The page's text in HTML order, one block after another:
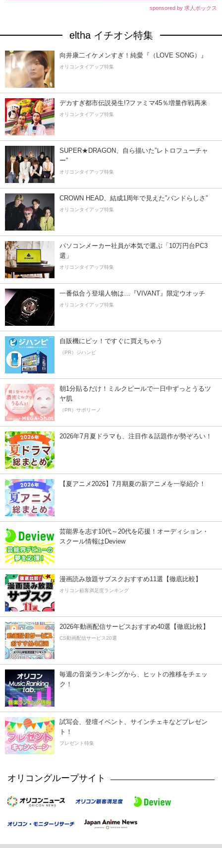
sponsored by 求人ボックス
eltha イチオシ特集
向井康二イケメンすぎ！純愛『（LOVE SONG）』
オリコンタイアップ特集
デカすぎ都市伝説発生!?ファミマ45％増量作戦再来
オリコンタイアップ特集
SUPER★DRAGON、自ら描いた”レトロフューチャ
ー”
オリコンタイアップ特集
CROWN HEAD、結成1周年で見えた”バンドらしさ”
オリコンタイアップ特集
パソコンメーカー社員が本気で選ぶ「10万円台PC3
選」
オリコンタイアップ特集
一番似合う登場人物は…『VIVANT』限定ウオッチ
オリコンタイアップ特集
自販機にピッ！ですぐに買えちゃう
（PR）ジハンピ
朝1分貼るだけ！ミルクピールで一日中ずっとうるツ
ヤ肌
（PR）サボリーノ
2026年7月夏ドラマも、注目作＆話題作が勢ぞろい！
【夏アニメ2026】7月期夏の新アニメを一挙紹介！
芸能界を志す10代～20代を応援！オーディション・
スクール情報はDeview
漫画読み放題サブスクおすすめ11選【徹底比較】
オリコン顧客満足度ランキング
2026年動画配信サービスおすすめ40選【徹底比較】
CS動画配信サービス20選
毎週の音楽ランキングから、ヒットの推移をチェッ
ク！
試写会、登壇イベント、サインチェキなどプレゼン
ト！
プレゼント特集
オリコングループサイト